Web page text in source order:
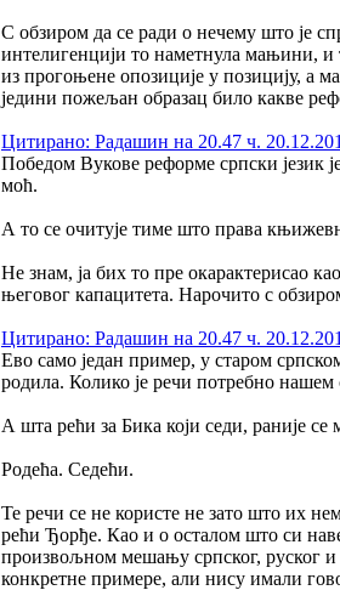
С обзиром да се ради о нечему што је
интелигенцији то наметнула мањини, и
из прогоњене опозиције у позицију, а
једини пожељан образац било какве
Цитирано: Радашин на 20.47 ч.
Победом Вукове реформе српски језик
моћ.
А то се очитује тиме што права
Не знам, ја бих то пре окарактерисао
његовог капацитета. Нарочито с
Цитирано: Радашин на 20.47 ч.
Ево само један пример, у старом
родила. Колико је речи потребно нашем
А шта рећи за Бика који седи, раније се
Родећа. Седећи.
Те речи се не користе не зато што их
рећи Ђорђе. Као и о осталом што си
произвољном мешању српског, руског
конкретне примере, али нису имали